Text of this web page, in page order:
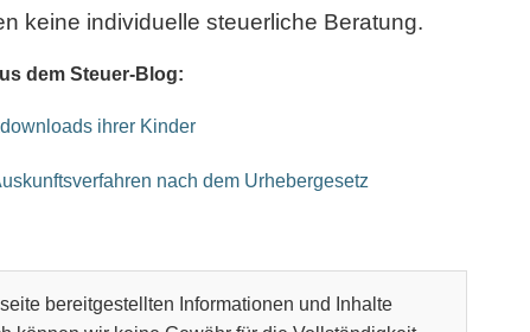
keine individuelle steuerliche Beratung.
dem Steuer-Blog:
ihrer Kinder
nach dem Urhebergesetz
bereitgestellten Informationen und Inhalte